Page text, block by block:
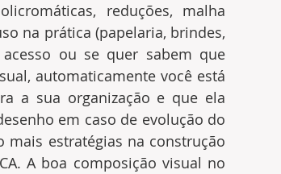
reduções, malha
na prática (papelaria, brindes,
ou se quer sabem que
automaticamente você está
a sua organização e que ela
em caso de evolução do
estratégias na construção
A boa composição visual no